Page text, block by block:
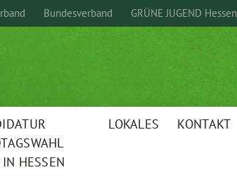
Bundesverband GRÜNE JUGEND Hessen
HESSEN
LOKALES KONTAKT